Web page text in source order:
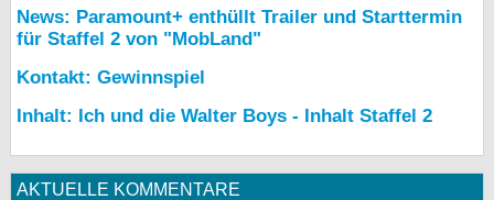
News: Paramount+ enthüllt Trailer und Starttermin
für Staffel 2 von "MobLand"
Kontakt: Gewinnspiel
Inhalt: Ich und die Walter Boys - Inhalt Staffel 2
AKTUELLE KOMMENTARE